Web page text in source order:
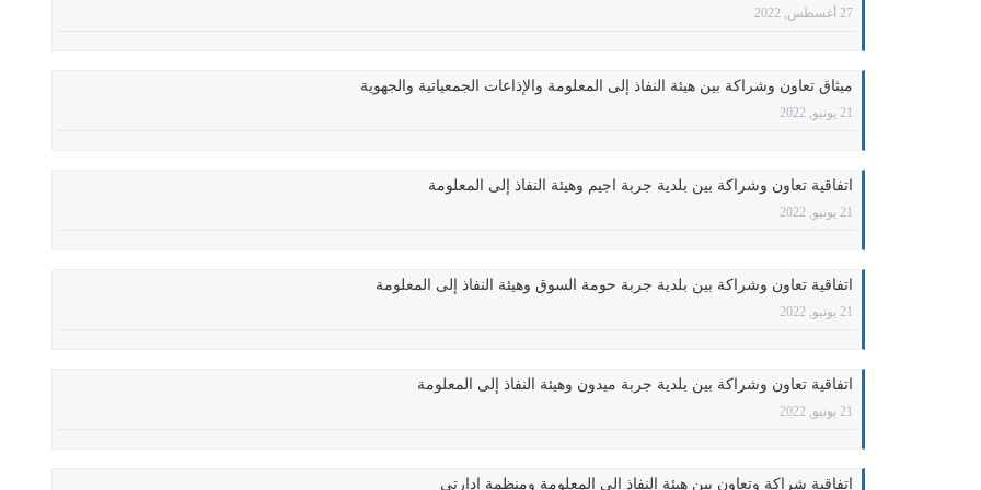
27 أغسطس, 2022
ميثاق تعاون وشراكة بين هيئة النفاذ إلى المعلومة والإذاعات الجمعياتية والجهوية
21 يونيو, 2022
اتفاقية تعاون وشراكة بين بلدية جربة اجيم وهيئة النفاذ إلى المعلومة
21 يونيو, 2022
اتفاقية تعاون وشراكة بين بلدية جربة حومة السوق وهيئة النفاذ إلى المعلومة
21 يونيو, 2022
اتفاقية تعاون وشراكة بين بلدية جربة ميدون وهيئة النفاذ إلى المعلومة
21 يونيو, 2022
اتفاقية شراكة وتعاون بين هيئة النفاذ إلى المعلومة ومنظمة إدارتي